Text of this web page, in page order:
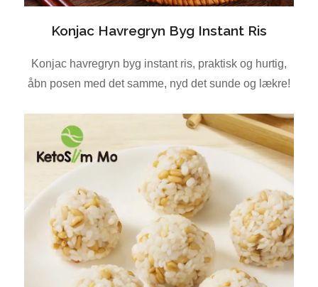
Konjac Havregryn Byg Instant Ris
Konjac havregryn byg instant ris, praktisk og hurtig,
åbn posen med det samme, nyd det sunde og lækre!